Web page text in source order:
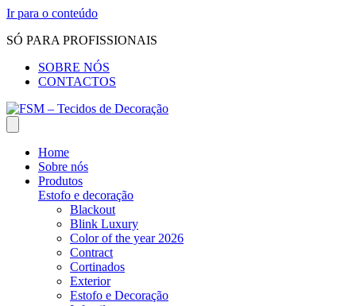
Ir para o conteúdo
SÓ PARA PROFISSIONAIS
SOBRE NÓS
CONTACTOS
Home
Sobre nós
Produtos
Estofo e decoração
Blackout
Blink Luxury
Color of the year 2026
Contract
Cortinados
Exterior
Estofo e Decoração